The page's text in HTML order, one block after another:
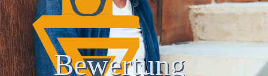
Bewertung